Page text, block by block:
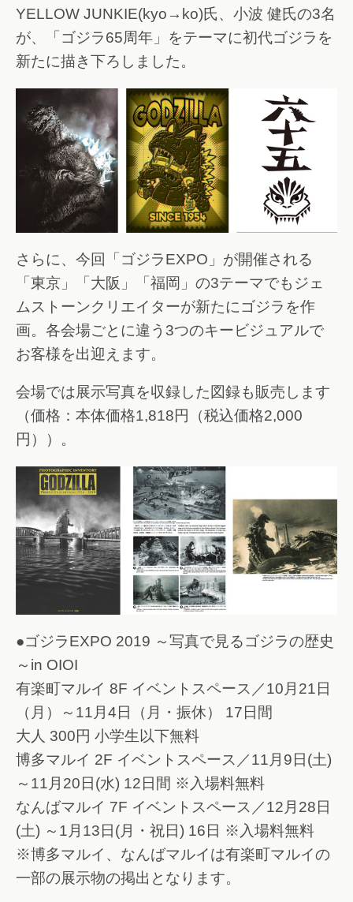
YELLOW JUNKIE(kyo→ko)氏、小波 健氏の3名
が、「ゴジラ65周年」をテーマに初代ゴジラを
新たに描き下ろしました。
さらに、今回「ゴジラEXPO」が開催される
「東京」「大阪」「福岡」の3テーマでもジェ
ムストーンクリエイターが新たにゴジラを作
画。各会場ごとに違う3つのキービジュアルで
お客様を出迎えます。
会場では展示写真を収録した図録も販売します
（価格：本体価格1,818円（税込価格2,000
円））。
●ゴジラEXPO 2019 ～写真で見るゴジラの歴史
～in OIOI
有楽町マルイ 8F イベントスペース／10月21日
（月）～11月4日（月・振休） 17日間
大人 300円 小学生以下無料
博多マルイ 2F イベントスペース／11月9日(土)
～11月20日(水) 12日間 ※入場料無料
なんばマルイ 7F イベントスペース／12月28日
(土) ～1月13日(月・祝日) 16日 ※入場料無料
※博多マルイ、なんばマルイは有楽町マルイの
一部の展示物の掲出となります。